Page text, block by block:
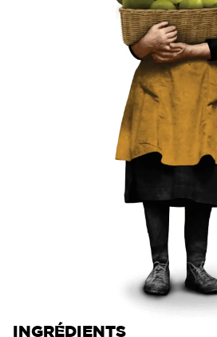
INGRÉDIENTS